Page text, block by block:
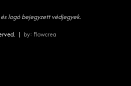
logó bejegyzett védjegyek.
| by: Flowcrea